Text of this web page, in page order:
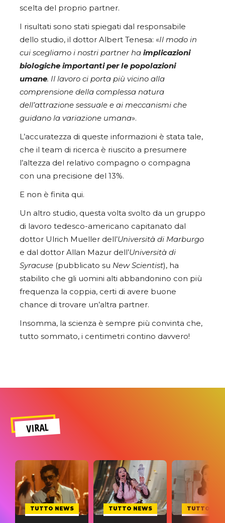
scelta del proprio partner.
I risultati sono stati spiegati dal responsabile
dello studio, il dottor Albert Tenesa: «Il modo in
cui scegliamo i nostri partner ha implicazioni
biologiche importanti per le popolazioni
umane. Il lavoro ci porta più vicino alla
comprensione della complessa natura
dell’attrazione sessuale e ai meccanismi che
guidano la variazione umana».
L’accuratezza di queste informazioni è stata tale,
che il team di ricerca è riuscito a presumere
l’altezza del relativo compagno o compagna
con una precisione del 13%.
E non è finita qui.
Un altro studio, questa volta svolto da un gruppo
di lavoro tedesco-americano capitanato dal
dottor Ulrich Mueller dell’Università di Marburgo
e dal dottor Allan Mazur dell’Università di
Syracuse (pubblicato su New Scientist), ha
stabilito che gli uomini alti abbandonino con più
frequenza la coppia, certi di avere buone
chance di trovare un’altra partner.
Insomma, la scienza è sempre più convinta che,
tutto sommato, i centimetri contino davvero!
VIRAL
TUTTO NEWS TUTTO NEWS TUTTO